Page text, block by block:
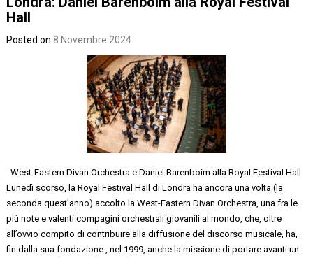
Hall
Posted on 8 Novembre 2024
West-Eastern Divan Orchestra e Daniel Barenboim alla Royal Festival Hall
Lunedì scorso, la Royal Festival Hall di Londra ha ancora una volta (la
seconda quest’anno) accolto la West-Eastern Divan Orchestra, una fra le
più note e valenti compagini orchestrali giovanili al mondo, che, oltre
all’ovvio compito di contribuire alla diffusione del discorso musicale, ha,
fin dalla sua fondazione , nel 1999, anche la missione di portare avanti un